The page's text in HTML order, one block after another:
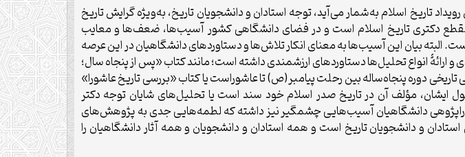
تاریخ اسلام به‌شمار می‌آید، توجه استادان و دانشجویان تاریخ، به‌ویژه گرایش تاریخ
دکتری تاریخ اسلام است و در فضای دانشگاهی کشور آسیب‌ها، ضعف‌ها و معایب
البته بیان این آسیب‌ها به معنای انکار تلاش‌ها و دستاوردهای دانشگاهیان در این عرصه
ارائۀ انواع تحلیل‌ها دستاوردهای ارزشمندی داشته است؛ مانند کتاب «پس از پنجاه سال؛
دوره پنجاه‌ساله بین رحلت پیامبر(ص) تا عاشوراست یا کتاب «بررسی تاریخ عاشورا»
ایشان، مؤلف آن در تاریخ صدر اسلام خود سند است یا تحلیل‌های شایان توجه دکتر
دانشگاهیان آسیب‌هایی چشمگیر نیز داشته که لطمه‌هایی جدی به پژوهش‌های
و دانشجویان تاریخ است و همه استادان و دانشجویان و همه آثار دانشگاهیان را